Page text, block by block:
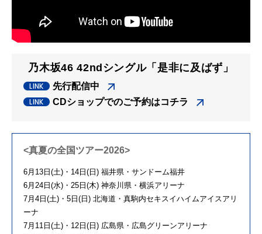
乃木坂46 42ndシングル「是非に及ばず」
先行配信中
CDショップでのご予約はコチラ
<真夏の全国ツアー2026>
6月 13 日 (土) ・ 14 日 ( 日 ) 福井県・サンドーム福井
6月 24 日 (水) ・ 25 日 (木) 神奈川県・横浜アリーナ
7月 4 日 (土) ・ 5 日 ( 日 ) 北海道・真駒内セキスイハイムアイスアリ
ーナ
7月 11 日 (土) ・ 12 日 ( 日 ) 広島県・広島グリーンアリーナ